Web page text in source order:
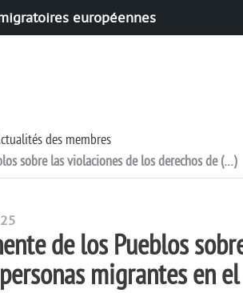
européennes
des membres
sobre las violaciones de los derechos de (…)
de los Pueblos
migrantes en